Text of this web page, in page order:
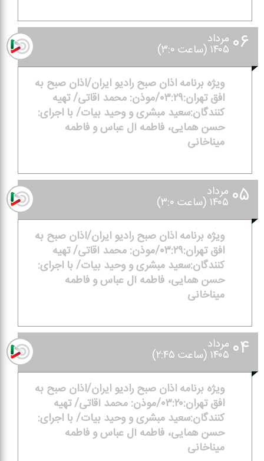
۰۶ مرداد
۱۴۰۵ (ساعت ۳:۰)
ویژه برنامه اذان صبح رادیو ایران/اذان صبح به
افق تهران:۰۳:۲۹/موذن: محمد آقاتی/ تهیه
كنندگان:سعید مبشری و وحید بیات/ با اجرای:
حسن همایی، فاطمه آل عباس و فاطمه
میناخانی
۰۵ مرداد
۱۴۰۵ (ساعت ۳:۰)
ویژه برنامه اذان صبح رادیو ایران/اذان صبح به
افق تهران:۰۳:۲۹/موذن: محمد آقاتی/ تهیه
كنندگان:سعید مبشری و وحید بیات/ با اجرای:
حسن همایی، فاطمه آل عباس و فاطمه
میناخانی
۰۴ مرداد
۱۴۰۵ (ساعت ۲:۴۵)
ویژه برنامه اذان صبح رادیو ایران/اذان صبح به
افق تهران:۰۳:۲۰/موذن: محمد آقاتی/ تهیه
كنندگان:سعید مبشری و وحید بیات/ با اجرای:
حسن همایی، فاطمه آل عباس و فاطمه
میناخانی